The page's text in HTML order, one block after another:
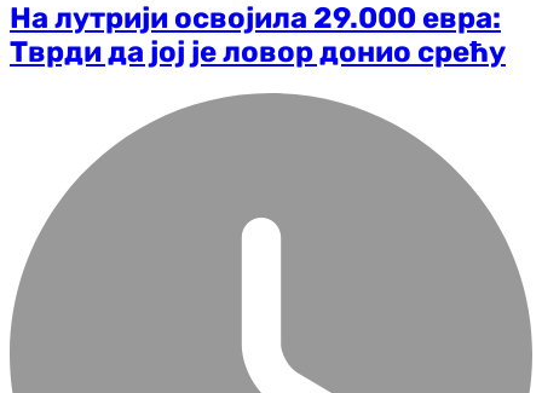
На лутрији освојила 29.000 евра:
Тврди да јој је ловор донио срећу